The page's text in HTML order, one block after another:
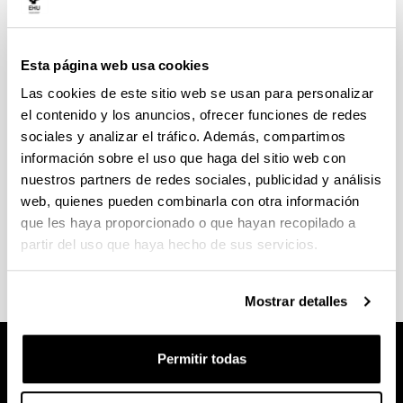
Esta página web usa cookies
Las cookies de este sitio web se usan para personalizar
el contenido y los anuncios, ofrecer funciones de redes
sociales y analizar el tráfico. Además, compartimos
información sobre el uso que haga del sitio web con
nuestros partners de redes sociales, publicidad y análisis
web, quienes pueden combinarla con otra información
que les haya proporcionado o que hayan recopilado a
partir del uso que haya hecho de sus servicios.
Mostrar detalles
Permitir todas
Prácticas externas curriculares
Prácticas externas voluntarias